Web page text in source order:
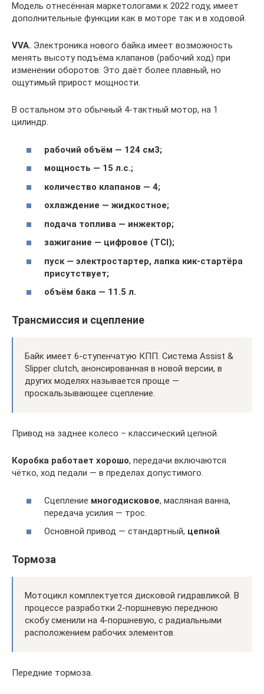
Модель отнесённая маркетологами к 2022 году, имеет
дополнительные функции как в моторе так и в ходовой.
VVA. Электроника нового байка имеет возможность
менять высоту подъёма клапанов (рабочий ход) при
изменении оборотов. Это даёт более плавный, но
ощутимый прирост мощности.
В остальном это обычный 4-тактный мотор, на 1
цилиндр.
рабочий объём — 124 см3;
мощность — 15 л.с.;
количество клапанов — 4;
охлаждение — жидкостное;
подача топлива — инжектор;
зажигание — цифровое (TCI);
пуск — электростартер, лапка кик-стартёра
присутствует;
объём бака — 11.5 л.
Трансмиссия и сцепление
Байк имеет 6-ступенчатую КПП. Система Assist &
Slipper clutch, анонсированная в новой версии, в
других моделях называется проще —
проскальзывающее сцепление.
Привод на заднее колесо – классический цепной.
Коробка работает хорошо, передачи включаются
чётко, ход педали — в пределах допустимого.
Сцепление многодисковое, масляная ванна,
передача усилия — трос.
Основной привод — стандартный, цепной.
Тормоза
Мотоцикл комплектуется дисковой гидравликой. В
процессе разработки 2-поршневую переднюю
скобу сменили на 4-поршневую, с радиальными
расположением рабочих элементов.
Передние тормоза.